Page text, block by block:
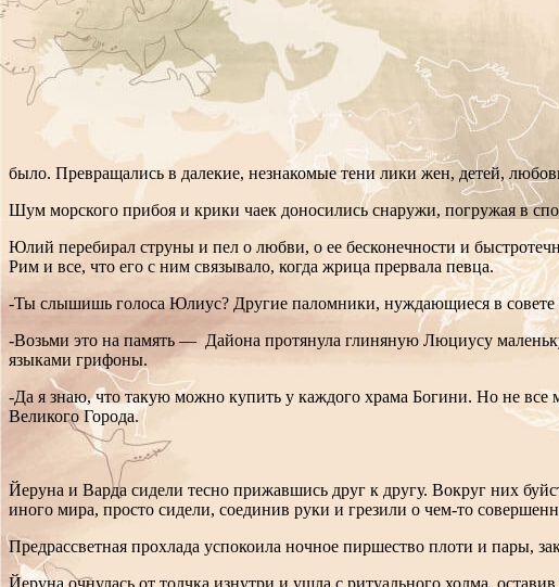
было. Превращались в далекие, незнакомые тени лики жен, детей,
Шум морского прибоя и крики чаек доносились снаружи, погружая в
Юлий перебирал струны и пел о любви, о ее бесконечности и
Рим и все, что его с ним связывало, когда жрица прервала певца.
-Ты слышишь голоса Юлиус? Другие паломники, нуждающиеся в совете
-Возьми это на память — Дайона протянула глиняную Люциусу
языками грифоны.
-Да я знаю, что такую можно купить у каждого храма Богини. Но не все
Великого Города.
Йеруна и Варда сидели тесно прижавшись друг к другу. Вокруг них
иного мира, просто сидели, соединив руки и грезили о чем-то
Предрассветная прохлада успокоила ночное пиршество плоти и пары,
Йеруна очнулась от толчка изнутри и ушла с ритуального холма,